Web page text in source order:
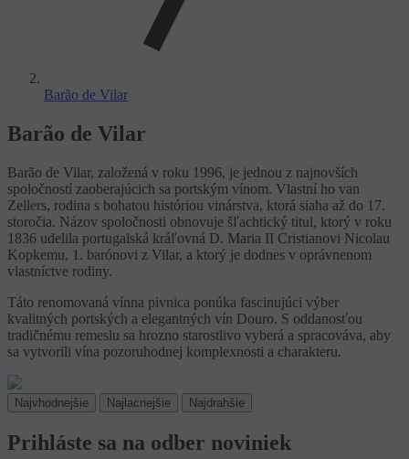
Barão de Vilar
Barão de Vilar
Barão de Vilar, založená v roku 1996, je jednou z najnovších
spoločností zaoberajúcich sa portským vínom. Vlastní ho van
Zellers, rodina s bohatou históriou vinárstva, ktorá siaha až do 17.
storočia. Názov spoločnosti obnovuje šľachtický titul, ktorý v roku
1836 udelila portugalská kráľovná D. Maria II Cristianovi Nicolau
Kopkemu, 1. barónovi z Vilar, a ktorý je dodnes v oprávnenom
vlastníctve rodiny.
Táto renomovaná vínna pivnica ponúka fascinujúci výber
kvalitných portských a elegantných vín Douro. S oddanosťou
tradičnému remeslu sa hrozno starostlivo vyberá a spracováva, aby
sa vytvorili vína pozoruhodnej komplexnosti a charakteru.
Najvhodnejšie Najlacnejšie Najdrahšie
Prihláste sa na odber noviniek